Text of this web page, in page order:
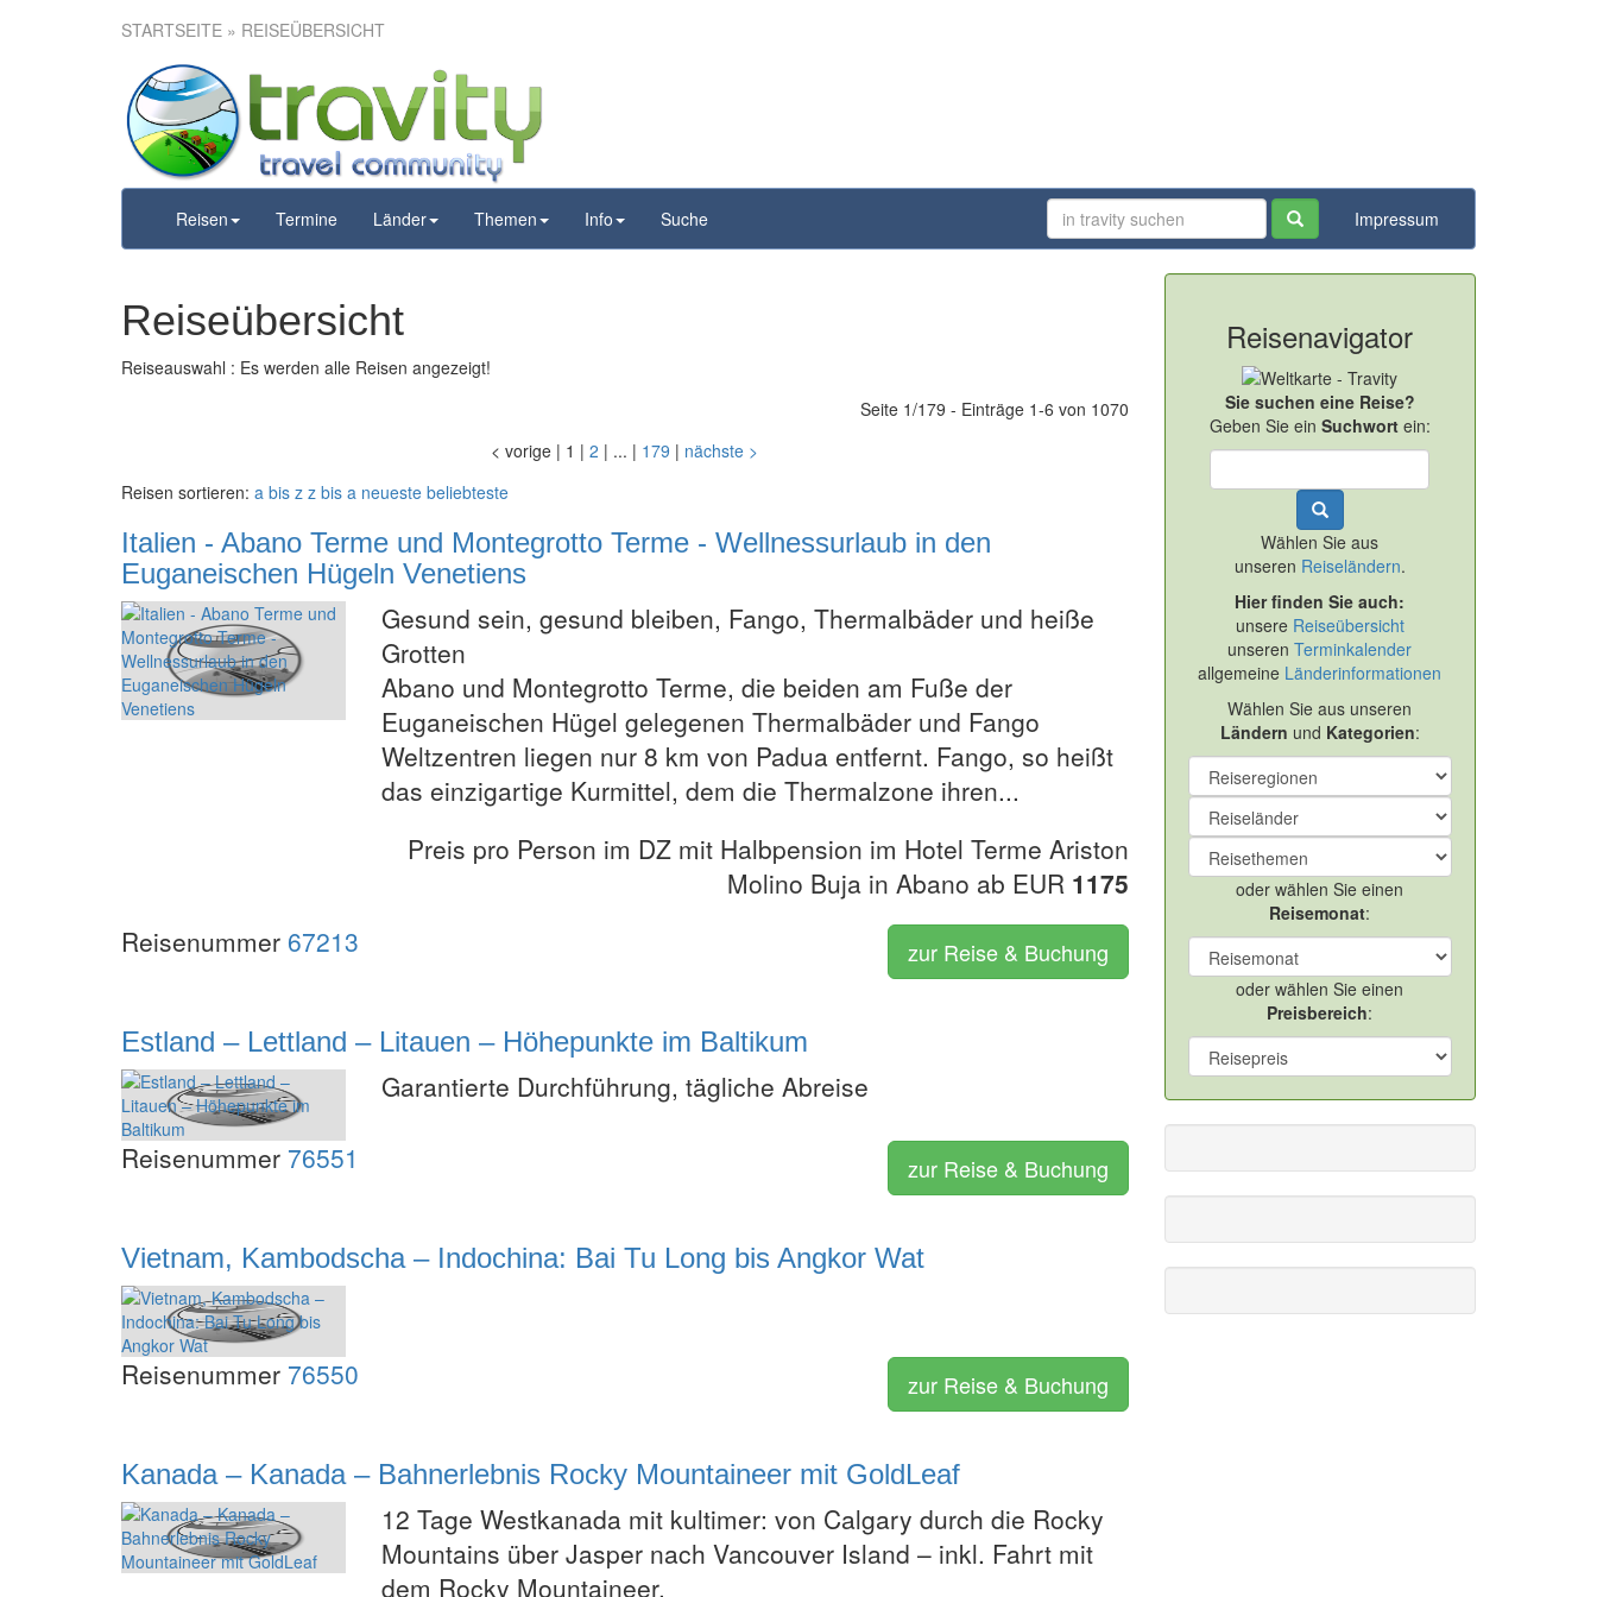
STARTSEITE » REISEÜBERSICHT
Reisen Termine Länder Themen Info Suche Impressum
Reiseübersicht
Reiseauswahl : Es werden alle Reisen angezeigt!
Seite 1/179 - Einträge 1-6 von 1070
<vorige | 1 | 2 | ... | 179 | nächste >
Reisen sortieren: a bis z z bis a neueste beliebteste
Italien - Abano Terme und Montegrotto Terme - Wellnessurlaub in den
Euganeischen Hügeln Venetiens
Gesund sein, gesund bleiben, Fango, Thermalbäder und heiße
Grotten
Abano und Montegrotto Terme, die beiden am Fuße der
Euganeischen Hügel gelegenen Thermalbäder und Fango
Weltzentren liegen nur 8 km von Padua entfernt. Fango, so heißt
das einzigartige Kurmittel, dem die Thermalzone ihren...
Preis pro Person im DZ mit Halbpension im Hotel Terme Ariston
Molino Buja in Abano ab EUR 1175
Reisenummer 67213 zur Reise & Buchung
Estland – Lettland – Litauen – Höhepunkte im Baltikum
Garantierte Durchführung, tägliche Abreise
Reisenummer 76551 zur Reise & Buchung
Vietnam, Kambodscha – Indochina: Bai Tu Long bis Angkor Wat
Reisenummer 76550 zur Reise & Buchung
Kanada – Kanada – Bahnerlebnis Rocky Mountaineer mit GoldLeaf
12 Tage Westkanada mit kultimer: von Calgary durch die Rocky
Mountains über Jasper nach Vancouver Island – inkl. Fahrt mit
dem Rocky Mountaineer.
Reisenavigator
Sie suchen eine Reise?
Geben Sie ein Suchwortein:
Wählen Sie aus
unseren Reiseländern.
Hier finden Sie auch:
unsere Reiseübersicht
unserenTerminkalender
allgemeine Länderinformationen
Wählen Sie aus unseren
Ländern und Kategorien:
oder wählen Sie einen
Reisemonat:
oder wählen Sie einen
Preisbereich: